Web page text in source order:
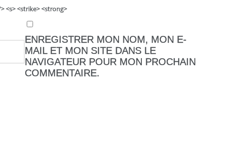
<s> <strike> <strong>
ENREGISTRER MON NOM, MON E-
MAIL ET MON SITE DANS LE
NAVIGATEUR POUR MON PROCHAIN
COMMENTAIRE.